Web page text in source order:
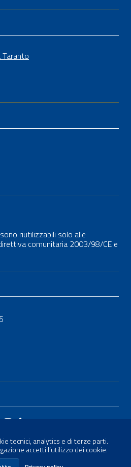
Taranto
riutilizzabili solo alle
comunitaria 2003/98/CE e
tecnici, analytics e di terze parti.
accetti l’utilizzo dei cookie.